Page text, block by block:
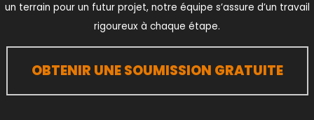
un terrain pour un futur projet, notre équipe s’assure d’un travail
rigoureux à chaque étape.
OBTENIR UNE SOUMISSION GRATUITE